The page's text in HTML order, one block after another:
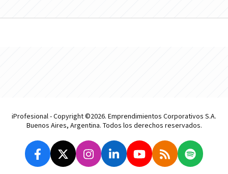
iProfesional - Copyright ©2026. Emprendimientos Corporativos S.A.
Buenos Aires, Argentina. Todos los derechos reservados.